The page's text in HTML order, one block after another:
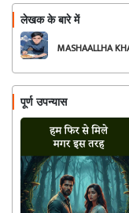
लेखक के बारे में
MASHAALLHA
पूर्ण उपन्यास